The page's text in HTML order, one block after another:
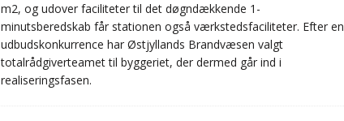
m2, og udover faciliteter til det døgndækkende 1-
minutsberedskab får stationen også værkstedsfaciliteter. Efter en
udbudskonkurrence har Østjyllands Brandvæsen valgt
totalrådgiverteamet til byggeriet, der dermed går ind i
realiseringsfasen.